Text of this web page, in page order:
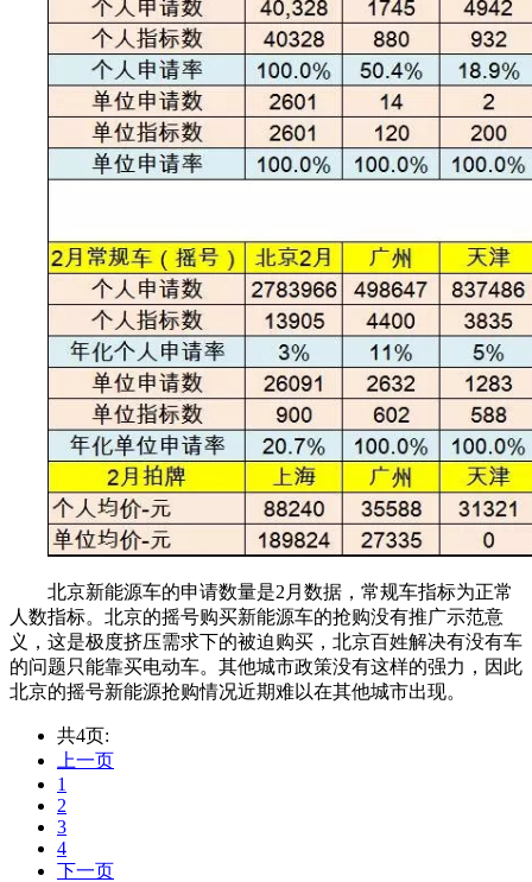
北京新能源车的申请数量是2月数据，常规车指标为正常
人数指标。北京的摇号购买新能源车的抢购没有推广示范意
义，这是极度挤压需求下的被迫购买，北京百姓解决有没有车
的问题只能靠买电动车。其他城市政策没有这样的强力，因此
北京的摇号新能源抢购情况近期难以在其他城市出现。
共4页:
上一页
1
2
3
4
下一页